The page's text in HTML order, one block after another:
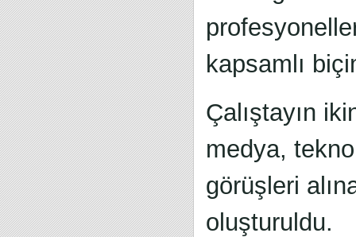
kapsamlı
Çalıştayın
medya,
görüşleri
oluşturuldu.